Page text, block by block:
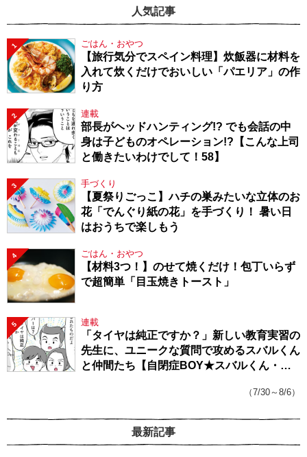
人気記事
1 ごはん・おやつ
【旅行気分でスペイン料理】炊飯器に材料を
入れて炊くだけでおいしい「パエリア」の作
り方
2 連載
部長がヘッドハンティング!? でも会話の中
身は子どものオペレーション!?【こんな上司
と働きたいわけでして！58】
3 手づくり
【夏祭りごっこ】ハチの巣みたいな立体のお
花「でんぐり紙の花」を手づくり！ 暑い日
はおうちで楽しもう
4 ごはん・おやつ
【材料3つ！】のせて焼くだけ！包丁いらず
で超簡単「目玉焼きトースト」
5 連載
「タイヤは純正ですか？」新しい教育実習の
先生に、ユニークな質問で攻めるスバルくん
と仲間たち【自閉症BOY★スバルくん・
（7/30～8/6）
最新記事